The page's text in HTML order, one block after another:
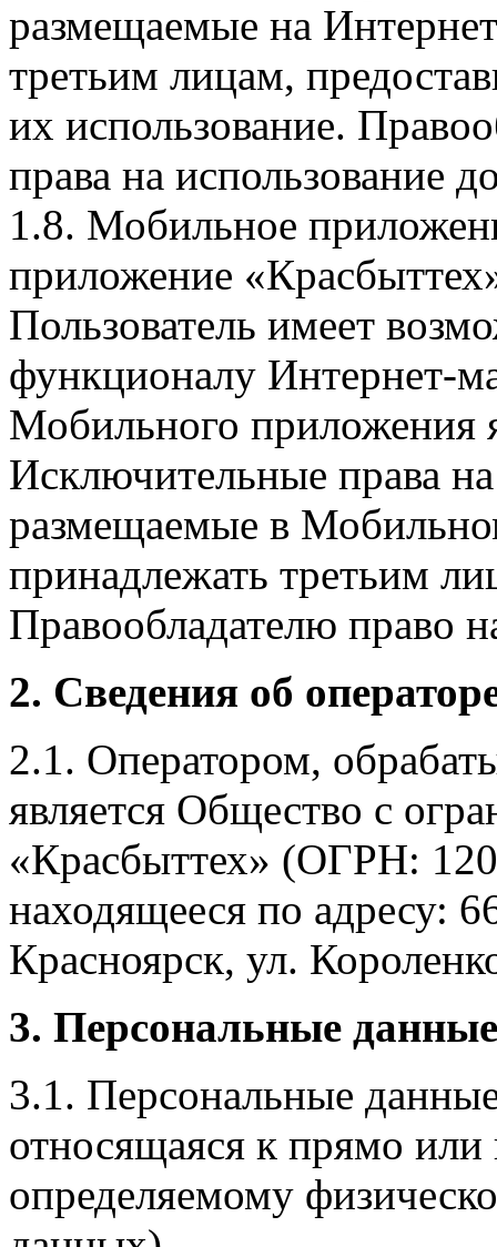
размещаемые на
третьим лицам,
их использование.
права на использование
1.8. Мобильное
приложение
Пользователь имеет
функционалу Интернет-
Мобильного приложения
Исключительные права
размещаемые в
принадлежать третьим
Правообладателю право
2. Сведения об
2.1. Оператором,
является Общество с
«Красбыттех» (ОГРН:
находящееся по адресу:
Красноярск, ул.
3. Персональные
3.1. Персональные
относящаяся к прямо
определяемому